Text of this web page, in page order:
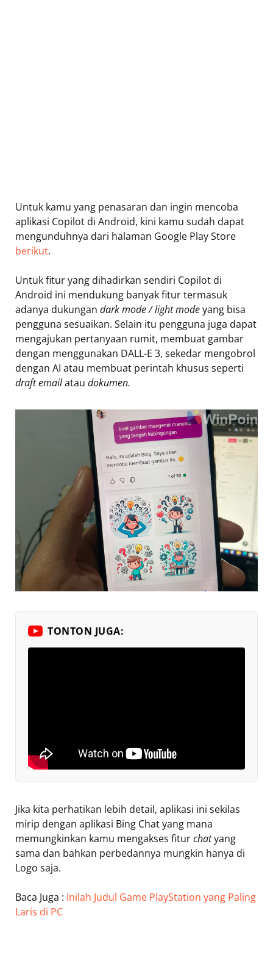
Untuk kamu yang penasaran dan ingin mencoba
aplikasi Copilot di Android, kini kamu sudah dapat
mengunduhnya dari halaman Google Play Store
berikut.
Untuk fitur yang dihadirkan sendiri Copilot di
Android ini mendukung banyak fitur termasuk
adanya dukungan dark mode / light modeyang bisa
pengguna sesuaikan. Selain itu pengguna juga dapat
mengajukan pertanyaan rumit, membuat gambar
dengan menggunakan DALL-E 3, sekedar mengobrol
dengan AI atau membuat perintah khusus seperti
draft emailatau dokumen.
TONTON JUGA:
Jika kita perhatikan lebih detail, aplikasi ini sekilas
mirip dengan aplikasi Bing Chat yang mana
memungkinkan kamu mengakses fiturchatyang
sama dan bahkan perbedannya mungkin hanya di
Logo saja.
Baca Juga : Inilah Judul Game PlayStation yang Paling
Laris di PC